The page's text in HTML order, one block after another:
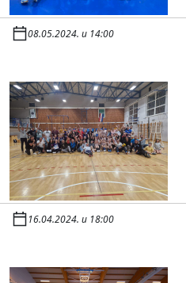
08.05.2024. u 14:00
16.04.2024. u 18:00